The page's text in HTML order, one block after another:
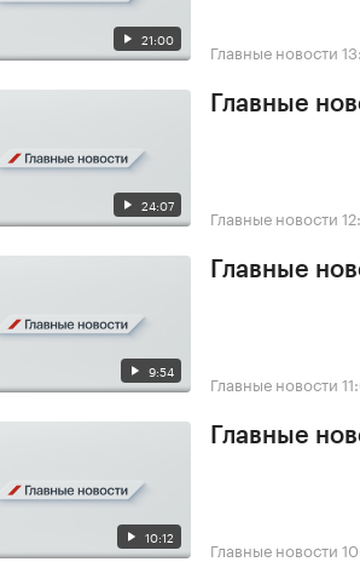
21:00 Главные новости
24:07
Главные
Главные новости
9:54
Главные
Главные новости
10:12
Главные
Главные новости